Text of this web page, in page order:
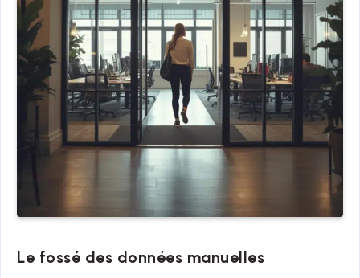
Le fossé des données manuelles